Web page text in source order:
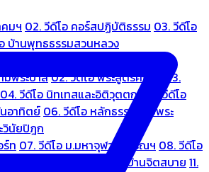
มฯ 02. วีดีโอ คอร์สปฏิบัติธรรม 03. วีดีโอ
อ บ้านพุทธธรรมสวนหลวง
มพระบาลี02. วีดีโอ พระสูตรศึกษา
03.
04. วีดีโอ นิทเทสและอิติวุตตกะ
05. วีดีโอ
อาทิตย์ 06. วีดีโอ หลักธรรมตามพระ
วินัยปิฎก
ท 07. วีดีโอ ม.มหาจุฬาลงกรณฯ 08. วีดีโอ
10. วีดีโอ บ้านจิตสบาย 11.